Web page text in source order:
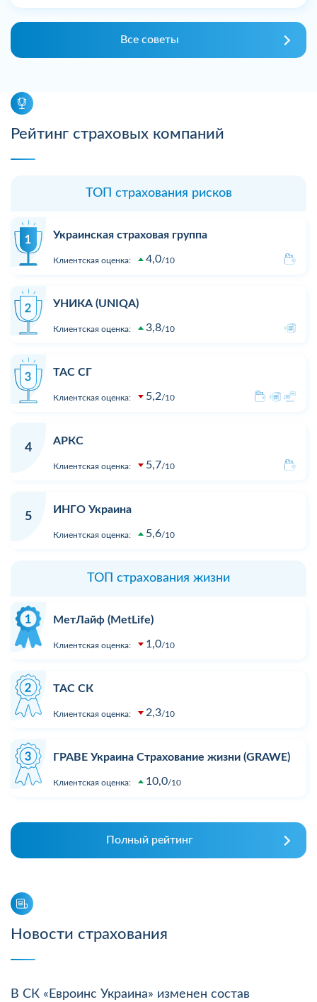
Все советы
Рейтинг страховых компаний
ТОП страхования рисков
Украинская страховая группа
Клиентская оценка: 4,0 10
УНИКА (UNIQA)
Клиентская оценка: 3,8 10
ТАС СГ
Клиентская оценка: 5,2 10
4
АРКС
Клиентская оценка: 5,7 10
5
ИНГО Украина
Клиентская оценка: 5,6 10
ТОП страхования жизни
МетЛайф (MetLife)
Клиентская оценка: 1,0 10
ТАС СК
Клиентская оценка: 2,3 10
ГРАВЕ Украина Страхование жизни (GRAWE)
Клиентская оценка: 10,0 10
Полный рейтинг
Новости страхования
В СК «Евроинс Украина» изменен состав